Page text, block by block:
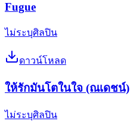
Fugue
ไม่ระบุศิลปิน
ดาวน์โหลด
ให้รักมันโตในใจ (ณเดชน์)
ไม่ระบุศิลปิน